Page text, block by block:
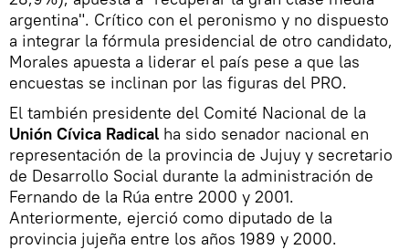
argentina". Crítico con el peronismo y no dispuesto
a integrar la fórmula presidencial de otro candidato,
Morales apuesta a liderar el país pese a que las
encuestas se inclinan por las figuras del PRO.
El también presidente del Comité Nacional de la
Unión Cívica Radical ha sido senador nacional en
representación de la provincia de Jujuy y secretario
de Desarrollo Social durante la administración de
Fernando de la Rúa entre 2000 y 2001.
Anteriormente, ejerció como diputado de la
provincia jujeña entre los años 1989 y 2000.